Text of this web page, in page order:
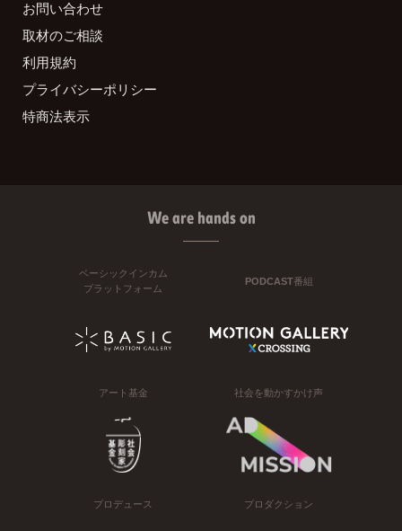
お問い合わせ
取材のご相談
利用規約
プライバシーポリシー
特商法表示
We are hands on
ベーシックインカム
プラットフォーム
PODCAST番組
アート基金 社会を動かすかけ声
プロデュース プロダクション